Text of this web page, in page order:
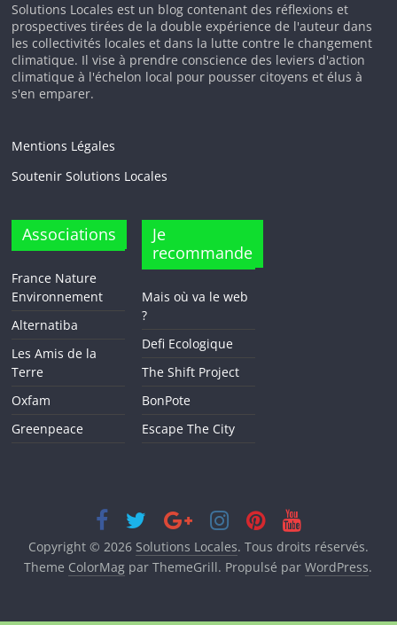
Solutions Locales est un blog contenant des réflexions et
prospectives tirées de la double expérience de l'auteur dans
les collectivités locales et dans la lutte contre le changement
climatique. Il vise à prendre conscience des leviers d'action
climatique à l'échelon local pour pousser citoyens et élus à
s'en emparer.
Mentions Légales
Soutenir Solutions Locales
Associations
France Nature
Environnement
Alternatiba
Les Amis de la
Terre
Oxfam
Greenpeace
Je
recommande
Mais où va le web
?
Defi Ecologique
The Shift Project
BonPote
Escape The City
Copyright © 2026 Solutions Locales. Tous droits réservés.
Theme ColorMag par ThemeGrill. Propulsé parWordPress.